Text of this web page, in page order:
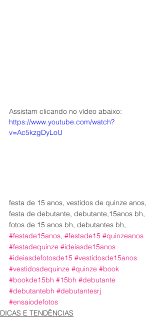
Assistam clicando no vídeo abaixo:
https://www.youtube.com/watch?
v=Ac5kzgDyLoU
festa de 15 anos, vestidos de quinze anos,
festa de debutante, debutante,15anos bh,
fotos de 15 anos bh, debutantes bh,
#festade15anos, #festade15 #quinzeanos
#festadequinze #ideiasde15anos
#ideiasdefotosde15 #vestidosde15anos
#vestidosdequinze #quinze #book
#bookde15bh #15bh #debutante
#debutantebh #debutantesrj
#ensaiodefotos
DICAS E TENDÊNCIAS